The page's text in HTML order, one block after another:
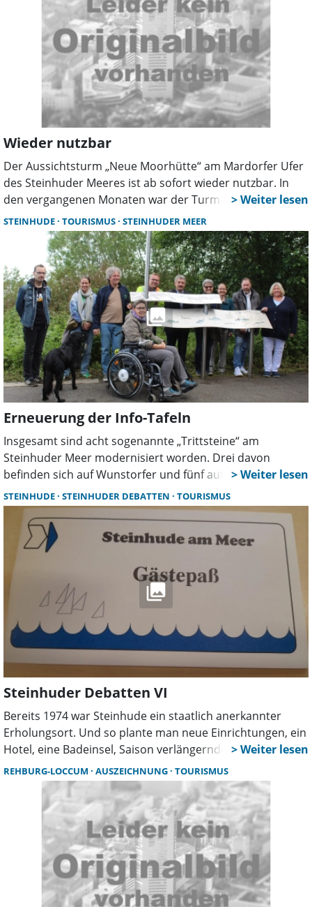
Wieder nutzbar
Der Aussichtsturm „Neue Moorhütte“ am Mardorfer Ufer
des Steinhuder Meeres ist ab sofort wieder nutzbar. In
den vergangenen Monaten war der Turm aus
Sicherheitsgründen gesperrt, weil die Standsicherheit der
Holzkonstruktion nicht mehr gewährleistet war.
STEINHUDE TOURISMUS STEINHUDER MEER
Erneuerung der Info-Tafeln
Insgesamt sind acht sogenannte „Trittsteine“ am
Steinhuder Meer modernisiert worden. Drei davon
befinden sich auf Wunstorfer und fünf auf Neustädter
Gebiet. Eine Aufgabe, die sich einfacher anhört als sie war.
STEINHUDE STEINHUDER DEBATTEN TOURISMUS
Steinhuder Debatten VI
Bereits 1974 war Steinhude ein staatlich anerkannter
Erholungsort. Und so plante man neue Einrichtungen, ein
Hotel, eine Badeinsel, Saison verlängernde Angebote und
sehnte sich gleichzeitig nach einem Verkehrskonzept. Ein
Blick in die damalige Berichterstattung in der „Leine
Zeitung“ und die Gemeindeunterlagen gleicht in vielen
Bereichen einem Déja vu. Im sechsten Teil geht es um den
Steinhuder Gästepass.
REHBURG-LOCCUM AUSZEICHNUNG TOURISMUS